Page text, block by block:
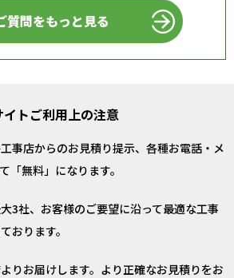
質問をもっと見る
イトご利用上の注意
事店からのお見積り提示、各種お電話・メ
「無料」になります。
3社、お客様のご要望に沿って最適な工事
おります。
りお届けします。より正確なお見積りをお